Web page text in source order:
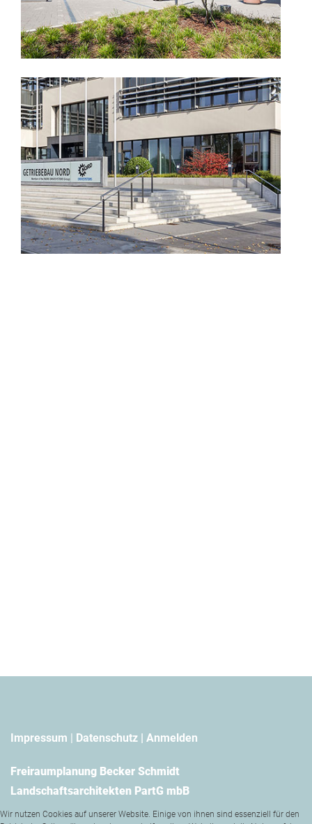
Impressum | Datenschutz | Anmelden
Freiraumplanung Becker Schmidt
Landschaftsarchitekten PartG mbB
Wir nutzen Cookies auf unserer Website. Einige von ihnen sind essenziell für den